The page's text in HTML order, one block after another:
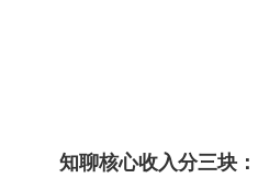
知聊核心收入分三块：